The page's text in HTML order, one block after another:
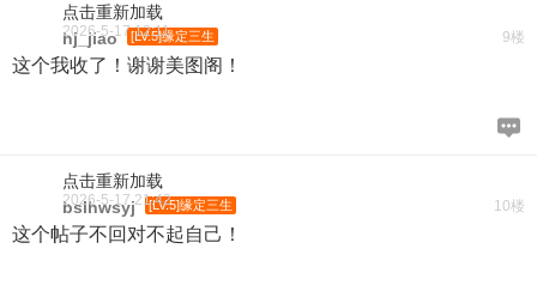
点击重新加载
9楼
hj_jiao [LV.5]缘定三生
2026-5-17 12:11
这个我收了！谢谢美图阁！
点击重新加载
10楼
bslhwsyj [LV.5]缘定三生
2026-5-17 21:42
这个帖子不回对不起自己！